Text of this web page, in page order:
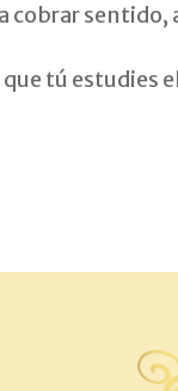
sentido,
tú estudies